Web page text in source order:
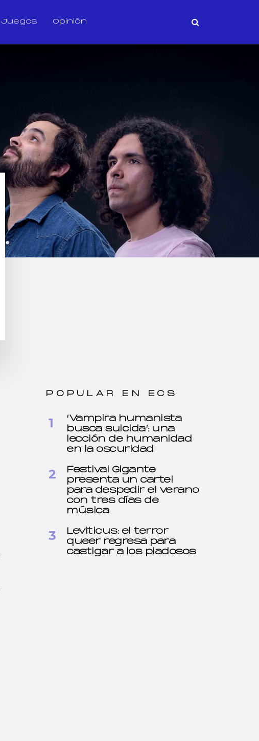
Juegos Opinión
POPULAR EN ECS
‘Vampira humanista
busca suicida’: una
lección de humanidad
en la oscuridad
Festival Gigante
presenta un cartel
para despedir el verano
con tres días de
música
Leviticus: el terror
queer regresa para
castigar a los piadosos